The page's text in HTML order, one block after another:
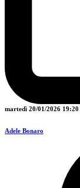
martedì 20/01/2026 19:20
Adele Bonaro